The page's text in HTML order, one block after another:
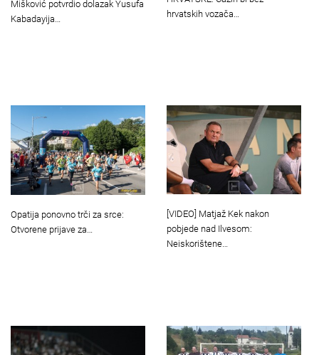
Mišković potvrdio dolazak Yusufa
Kabadayija…
hrvatskih vozača…
Opatija ponovno trči za srce:
Otvorene prijave za…
[VIDEO] Matjaž Kek nakon
pobjede nad Ilvesom:
Neiskorištene…